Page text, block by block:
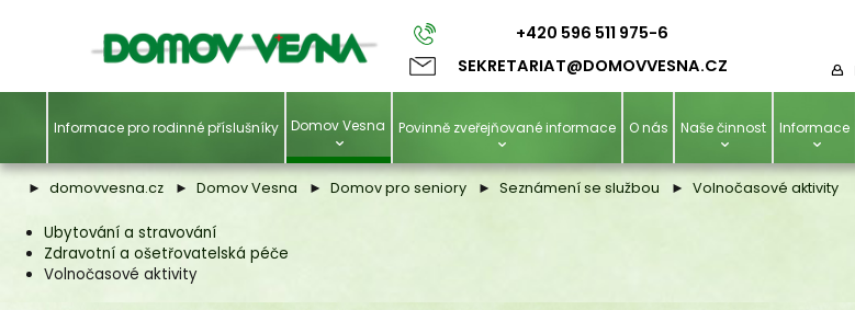
+420 596 511 975-6
SEKRETARIAT@DOMOVVESNA.CZ
Informace pro rodinné příslušníky Domov Vesna Povinně zveřejňované informace O nás Naše činnost Informace
domovvesna.cz Domov Vesna Domov pro seniory Seznámení se službou Volnočasové aktivity
Ubytování a stravování
Zdravotní a ošetřovatelská péče
Volnočasové aktivity
Volnočasové aktivity